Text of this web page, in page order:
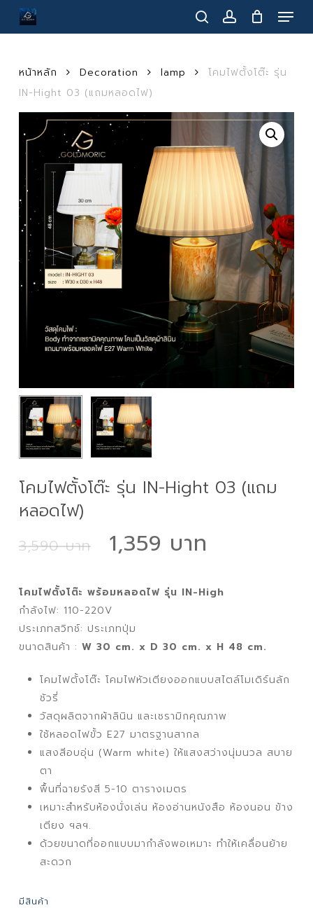
Skip
searchaccount
Menu
หน้าหลัก Decoration lamp
โคมไฟตั้งโต๊ะ รุ่น
IN-Hight 03 (แถมหลอดไฟ)
โคมไฟตั้งโต๊ะ รุ่น IN-Hight 03 (แถม
หลอดไฟ)
3,590 Original
price
was:
3,590 ฿.
1,359
is:
1,359 ฿.
โคมไฟตั้งโต๊ะ พร้อมหลอดไฟ รุ่น IN-High
กำลังไฟ: 110-220V
ประเภทสวิทช์: ประเภทปุ่ม
ขนาดสินค้า : W 30 cm. x D 30 cm. x H 48 cm.
โคมไฟตั้งโต๊ะ โคมไฟหัวเตียงออกแบบสไตล์โมเดิร์นลัก
ชัวรี่
วัสดุผลิตจากผ้าลินิน และเซรามิกคุณภาพ
ใช้หลอดไฟขั้ว E27 มาตรฐานสากล
แสงสีอบอุ่น (Warm white) ให้แสงสว่างนุ่มนวล สบาย
ตา
พื้นที่ฉายรังสี 5-10 ตารางเมตร
เหมาะสำหรับห้องนั่งเล่น ห้องอ่านหนังสือ ห้องนอน ข้าง
เตียง ฯลฯ.
ด้วยขนาดที่ออกแบบมากำลังพอเหมาะ ทำให้เคลื่อนย้าย
สะดวก
มีสินค้า